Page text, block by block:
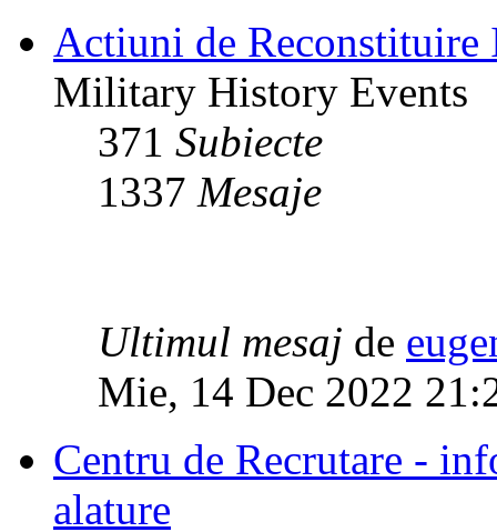
Actiuni de
Military History Events
371 Subiecte
1337 Mesaje
Ultimul mesaj de
Mie, 14 Dec 2022
Centru de Recrutare -
alature